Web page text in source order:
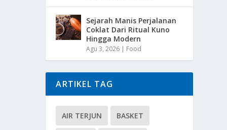
Sejarah Manis Perjalanan
Coklat Dari Ritual Kuno
Hingga Modern
Agu 3, 2026 | Food
ARTIKEL TAG
AIR TERJUN BASKET